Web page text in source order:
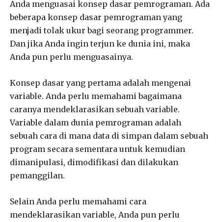
Anda menguasai konsep dasar pemrograman. Ada
beberapa konsep dasar pemrograman yang
menjadi tolak ukur bagi seorang programmer.
Dan jika Anda ingin terjun ke dunia ini, maka
Anda pun perlu menguasainya.
Konsep dasar yang pertama adalah mengenai
variable. Anda perlu memahami bagaimana
caranya mendeklarasikan sebuah variable.
Variable dalam dunia pemrograman adalah
sebuah cara di mana data di simpan dalam sebuah
program secara sementara untuk kemudian
dimanipulasi, dimodifikasi dan dilakukan
pemanggilan.
Selain Anda perlu memahami cara
mendeklarasikan variable, Anda pun perlu